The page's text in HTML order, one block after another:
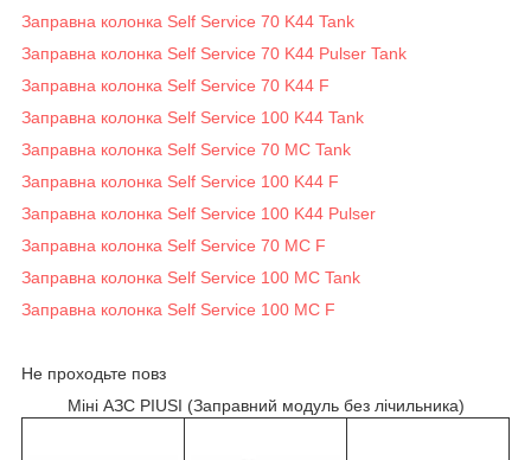
Заправна колонка Self Service 70 K44 Tank
Заправна колонка Self Service 70 K44 Pulser Tank
Заправна колонка Self Service 70 K44 F
Заправна колонка Self Service 100 K44 Tank
Заправна колонка Self Service 70 MC Tank
Заправна колонка Self Service 100 K44 F
Заправна колонка Self Service 100 K44 Pulser
Заправна колонка Self Service 70 MC F
Заправна колонка Self Service 100 MC Tank
Заправна колонка Self Service 100 MC F
Не проходьте повз
Міні АЗС PIUSI (Заправний модуль без лічильника)